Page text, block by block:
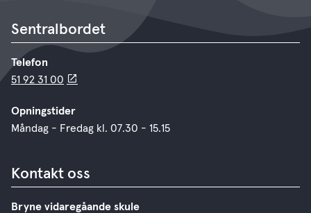
Sentralbordet
Telefon
51 92 31 00
Opningstider
Måndag - Fredag kl. 07.30 - 15.15
Kontakt oss
Bryne vidaregåande skule